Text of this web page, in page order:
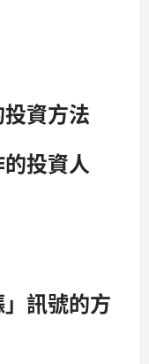
資方法
投資人
訊號的方